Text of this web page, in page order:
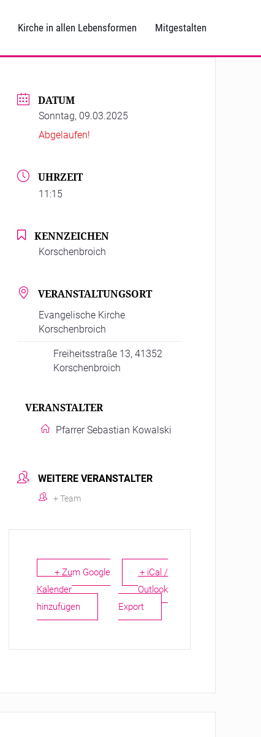
Kirche in allen Lebensformen Mitgestalten
DATUM
Sonntag, 09.03.2025
Abgelaufen!
UHRZEIT
11:15
KENNZEICHEN
Korschenbroich
VERANSTALTUNGSORT
Evangelische Kirche
Korschenbroich
Freiheitsstraße 13, 41352
Korschenbroich
VERANSTALTER
Pfarrer Sebastian Kowalski
WEITERE VERANSTALTER
+ Team
+ Zum Google
Kalender
hinzufügen
+ iCal /
Outlook
Export